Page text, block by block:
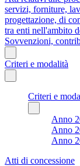
servizi, forniture,
progettazione, di
tra enti nell'ambito
Sovvenzioni,
Criteri e modalità
Criteri e
Anno
Anno
Anno
Atti di concessione